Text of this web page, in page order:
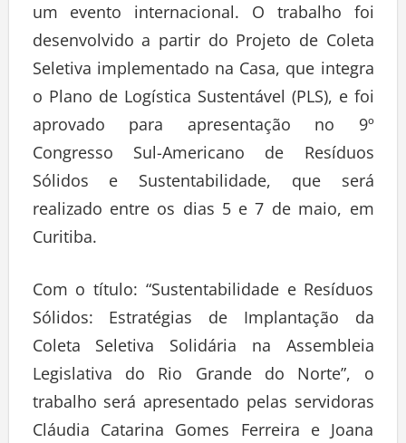
um evento internacional. O trabalho foi
desenvolvido a partir do Projeto de Coleta
Seletiva implementado na Casa, que integra
o Plano de Logística Sustentável (PLS), e foi
aprovado para apresentação no 9º
Congresso Sul-Americano de Resíduos
Sólidos e Sustentabilidade, que será
realizado entre os dias 5 e 7 de maio, em
Curitiba.
Com o título: “Sustentabilidade e Resíduos
Sólidos: Estratégias de Implantação da
Coleta Seletiva Solidária na Assembleia
Legislativa do Rio Grande do Norte”, o
trabalho será apresentado pelas servidoras
Cláudia Catarina Gomes Ferreira e Joana